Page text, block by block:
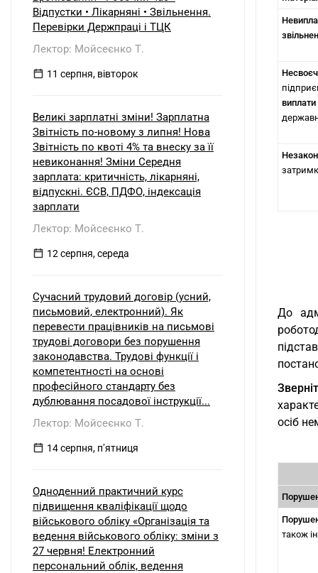
виплати
До
осіб
також
Відпустки • Лікарняні • Звільнення.
Перевірки Держпраці і ТЦК
Лектор: Мойсеєнко Т.
11 серпня, вівторок
Великі зарплатні зміни! Зарплатна
Звітність по-новому з липня! Нова
Звітність по квоті 4% та внеску за її
невиконання! Зміни Середня
зарплата: критичність, лікарняні,
відпускні. ЄСВ, ПДФО, індексація
зарплати
Лектор: Мойсеєнко Т.
12 серпня, середа
Сучасний трудовий договір (усний,
письмовий, електронний). Як
перевести працівників на письмові
трудові договори без порушення
законодавства. Трудові функції і
компетентності на основі
професійного стандарту без
дублювання посадової інструкції...
Лектор: Мойсеєнко Т.
14 серпня, пʼятниця
Одноденний практичний курс
підвищення кваліфікації щодо
військового обліку «Організація та
ведення військового обліку: зміни з
27 червня! Електронний
персональний облік, ведення